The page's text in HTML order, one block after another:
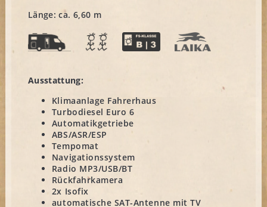
Länge: ca. 6,60 m
Ausstattung:
Klimaanlage Fahrerhaus
Turbodiesel Euro 6
Automatikgetriebe
ABS/ASR/ESP
Tempomat
Navigationssystem
Radio MP3/USB/BT
Rückfahrkamera
2x Isofix
automatische SAT-Antenne mit TV